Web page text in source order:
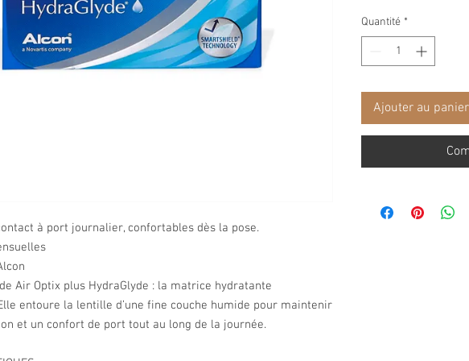
à port journalier, confortables dès la pose.
Air Optix plus HydraGlyde : la matrice hydratante
entoure la lentille d’une fine couche humide pour maintenir
et un confort de port tout au long de la journée.
Quantité *
Ajouter au panier